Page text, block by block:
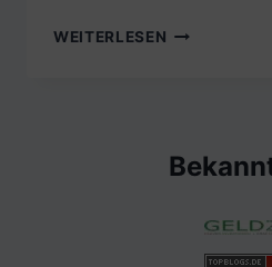
WEITERLESEN F.I.R.E.:
UND